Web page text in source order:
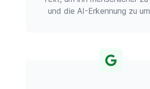
und die AI-Erkennung zu